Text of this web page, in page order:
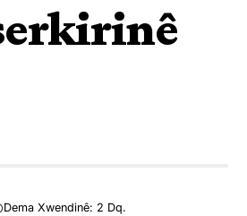
Dema Xwendinê: 2 Dq.